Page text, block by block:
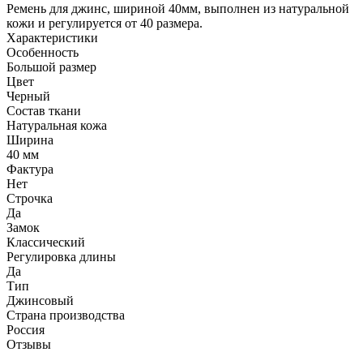
Ремень для джинс, шириной 40мм, выполнен из натуральной
кожи и регулируется от 40 размера.
Характеристики
Особенность
Большой размер
Цвет
Черный
Состав ткани
Натуральная кожа
Ширина
40 мм
Фактура
Нет
Строчка
Да
Замок
Классический
Регулировка длины
Да
Тип
Джинсовый
Страна производства
Россия
Отзывы